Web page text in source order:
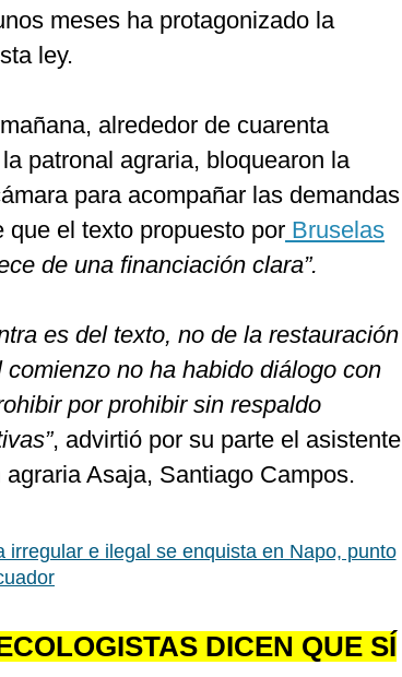
meses ha protagonizado la
ley.
alrededor de cuarenta
patronal agraria, bloquearon la
para acompañar las demandas
que el texto propuesto por Bruselas
de una financiación clara”.
es del texto, no de la restauración
no ha habido diálogo con
por prohibir sin respaldo
, advirtió por su parte el asistente
Asaja, Santiago Campos.
irregular e ilegal se enquista en Napo, punto
DICEN QUE SÍ